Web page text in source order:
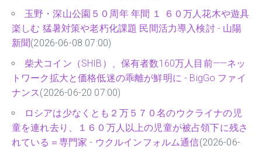
玉野・深山公園５０周年 年間 １ ６０万人花木や遊具
楽しむ 猛暑対策や老朽化課題 民間活力導入検討 - 山陽
新聞(2026-06-08 07:00)
柴犬コイン（SHIB）、保有者数160万人目前——ネッ
トワーク拡大と価格低迷の乖離が鮮明に - BigGo ファイ
ナンス(2026-06-20 07:00)
ロシアは少なくとも２万５７０名のウクライナの児
童を連れ去り、１６０万人以上の児童が被占領下に残さ
れている＝専門家 - ウクルインフォルム通信(2026-06-